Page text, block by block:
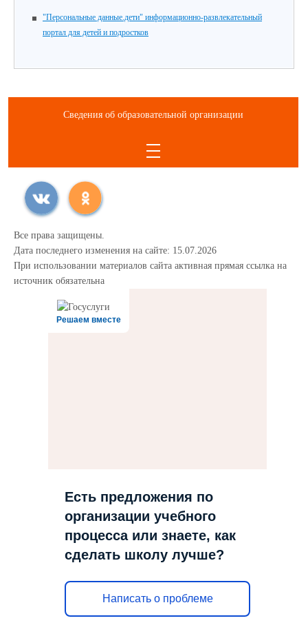
"Персональные данные.дети" информационно-развлекательный
портал для детей и подростков
Сведения об образовательной организации
Все права защищены.
Дата последнего изменения на сайте: 15.07.2026
При использовании материалов сайта активная прямая ссылка на
источник обязательна
Решаем вместе
Есть предложения по
организации учебного
процесса или знаете, как
сделать школу лучше?
Написать о проблеме